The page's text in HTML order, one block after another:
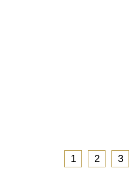
1 2 3